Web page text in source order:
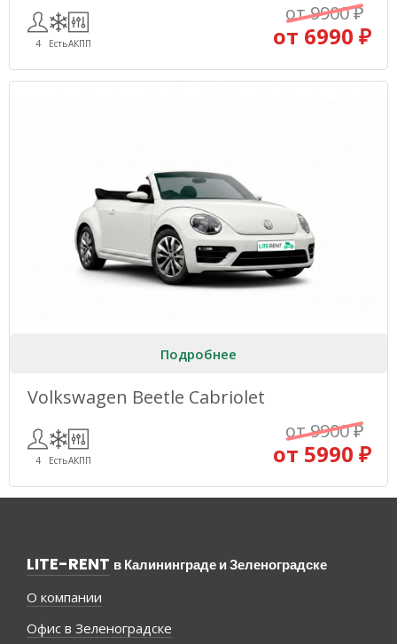
4 ЕстьАКПП
от 9900 ₽
от 6990 ₽
Подробнее
Volkswagen Beetle Cabriolet
4 ЕстьАКПП
от 9900 ₽
от 5990 ₽
LITE-RENT в Калининграде и Зеленоградске
О компании
Офис в Зеленоградске